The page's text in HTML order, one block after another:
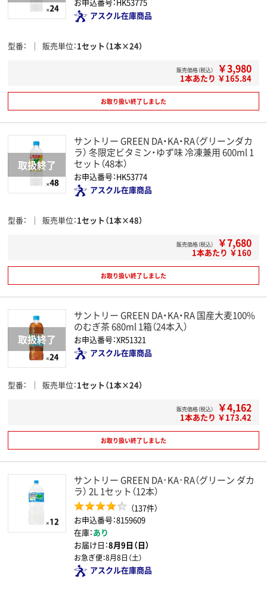
アスクル在庫商品
型番 販売単位 1セット（1本×24）
販売価格（税込） ￥3,980
1本あたり ￥165.84
お取り扱い終了しました
サントリー GREEN DA・KA・RA（グリーンダカ
ラ） 冬限定ビタミン・ゆず味 冷凍兼用 600ml 1
セット（48本）
お申込番号：HK53774
アスクル在庫商品
型番 販売単位 1セット（1本×48）
販売価格（税込） ￥7,680
1本あたり ￥160
お取り扱い終了しました
サントリー GREEN DA・KA・RA 国産大麦100%
のむぎ茶 680ml 1箱（24本入）
お申込番号：XR51321
アスクル在庫商品
型番 販売単位 1セット（1本×24）
販売価格（税込） ￥4,162
1本あたり ￥173.42
お取り扱い終了しました
サントリー GREEN DA･KA･RA（グリーン ダカ
ラ） 2L 1セット（12本）
（137件）
お申込番号：8159609
在庫：あり
お届け日：8月9日（日）
お急ぎ便：8月8日（土）
アスクル在庫商品